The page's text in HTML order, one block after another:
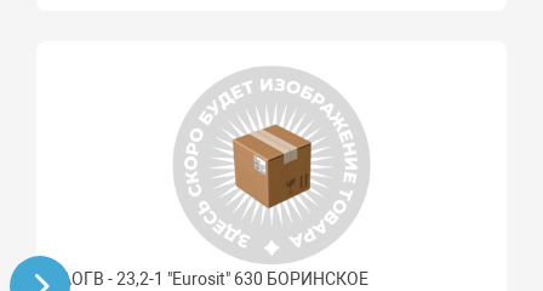
АОГВ - 23,2-1 "Eurosit" 630 БОРИНСКОЕ